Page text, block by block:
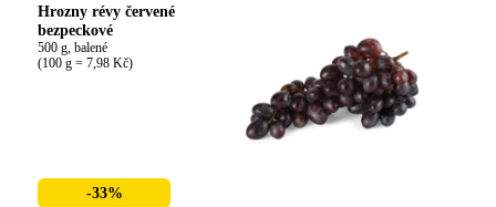
Hrozny révy červené
bezpeckové
500 g, balené
(100 g = 7,98 Kč)
-33%